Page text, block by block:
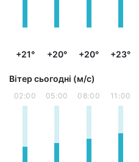
+21° +20° +20° +23°
Вітер сьогодні (м/с)
02:00 05:00 08:00 11:00